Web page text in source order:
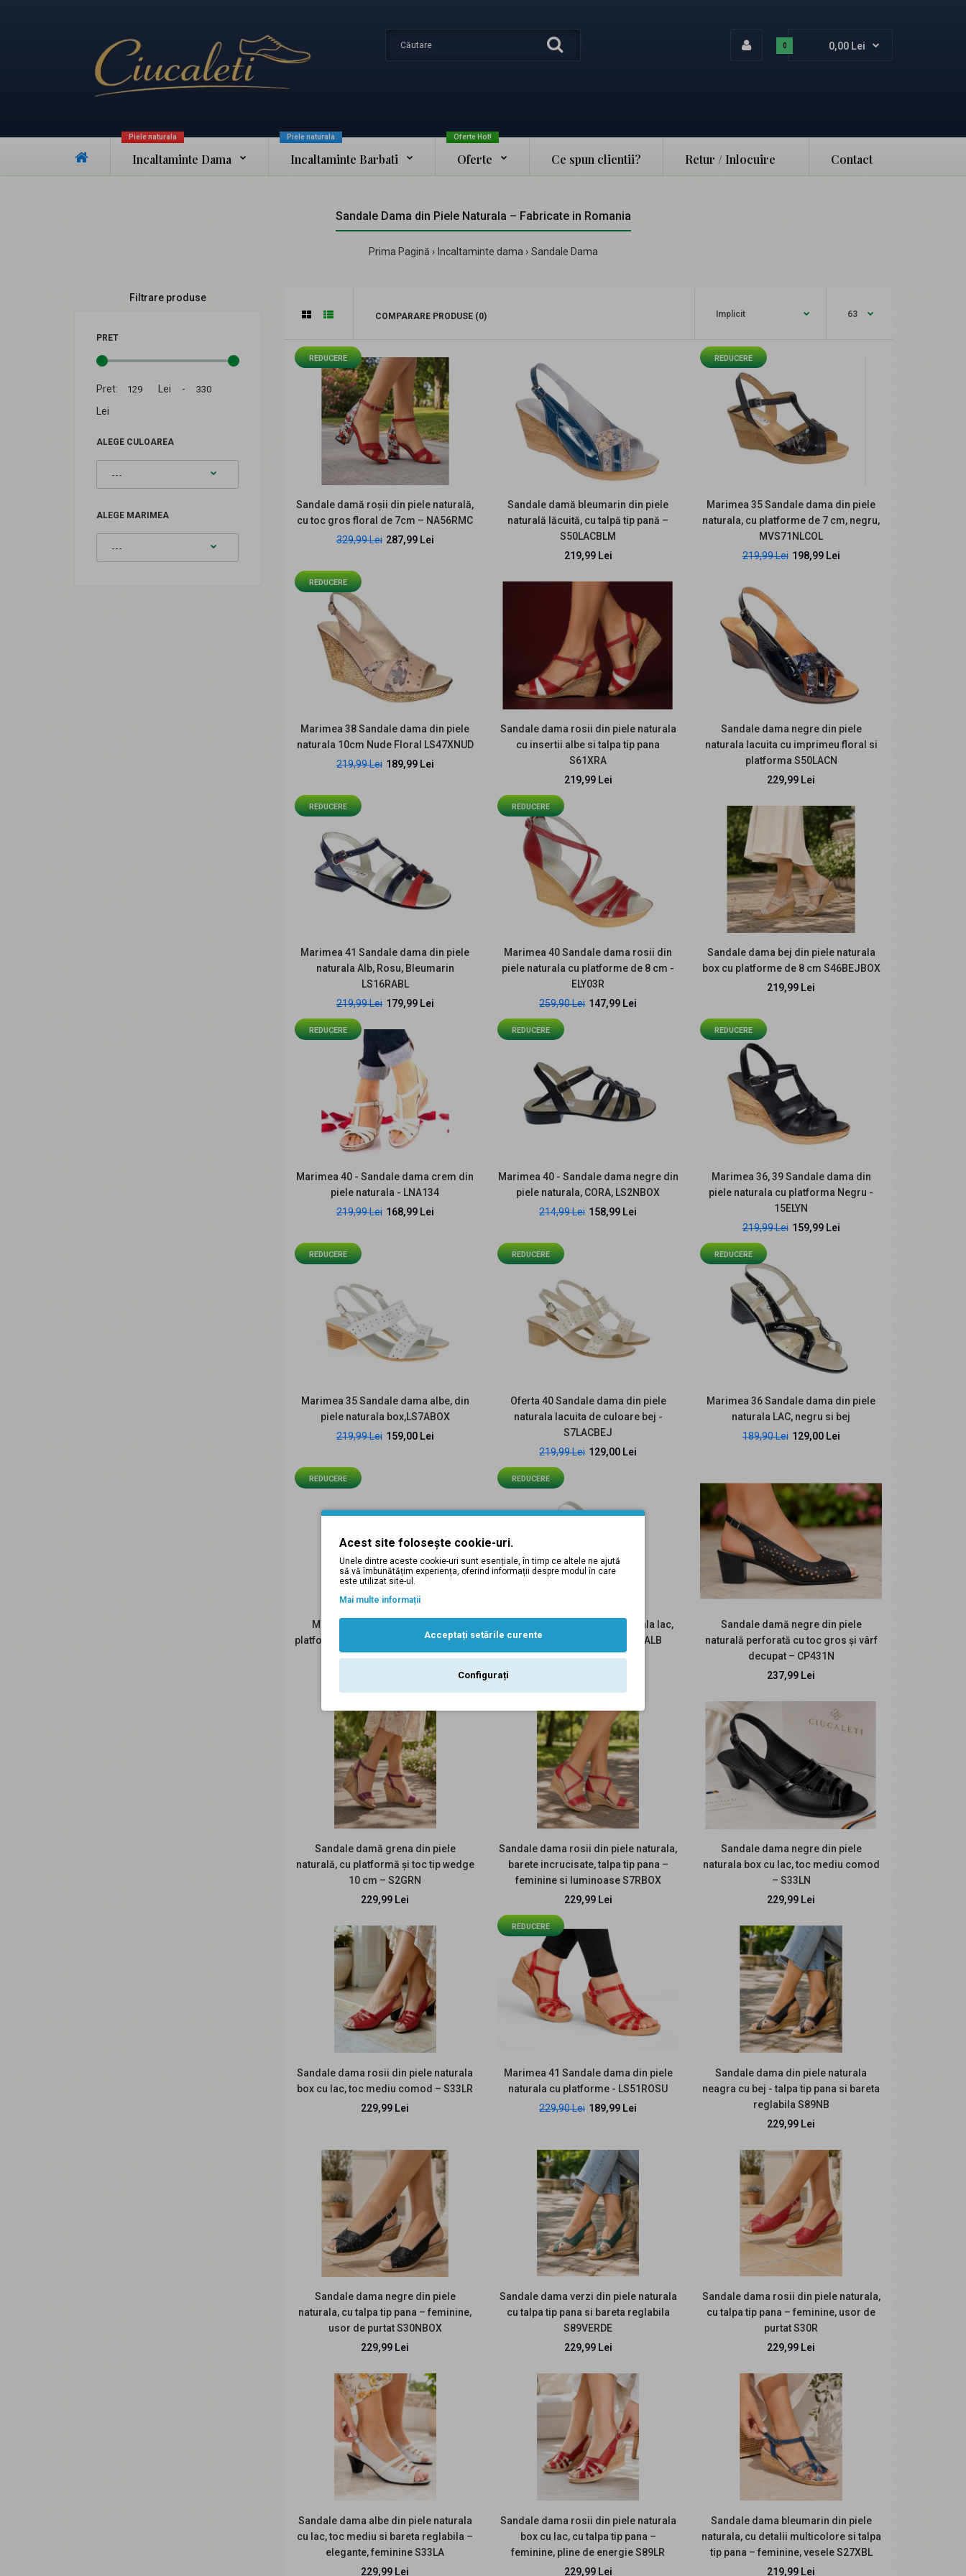
Acest site folosește cookie-uri.
Unele dintre aceste cookie-uri sunt esențiale, în timp ce altele ne ajută
să vă îmbunătățim experiența, oferind informații despre modul în care
este utilizat site-ul.
Mai multe informații
Acceptați setările curente
Configurați
0 0,00 Lei
Incaltaminte Dama
Piele naturala
Incaltaminte Barbati
Piele naturala
Oferte
Oferte Hot!
Ce spun clientii? Retur / Inlocuire Contact
Sandale Dama din Piele Naturala – Fabricate in Romania
Prima Pagină Incaltaminte dama Sandale Dama
Filtrare produse
PRET
Pret:
Lei -
Lei
ALEGE CULOAREA
ALEGE MARIMEA
COMPARARE PRODUSE (0)
REDUCERE
Sandale damă roșii din
piele naturală, cu toc gros
floral de 7cm – NA56RMC
287,99 Lei
Descriere: Modelul NA56RMC este creat pentru
femeile care caută o sandală elegantă, feminină
Descriere Modelul S50LACBLM aduce împreună
nuanța elegantă de bleumarin, finisajul lăcuit și ..
Marimea 35 Sandale
dama din piele naturala,
cu platforme de 7 cm,
negru, MVS71NLCOL
198,99 Lei
Inaltime toc: 7cm Culoare: Negru Pe comanda, se
REDUCERE
dama din piele naturala
LS47XNUD
189,99 Lei
Decriere: Sandale dama lucrate manual, din piele
Sandale dama rosii din
piele naturala cu insertii
albe si talpa tip pana
219,99 Lei
Descriere produs Sandalele dama S61XRA sunt
create pentru femeile care vor o pereche de vara
piele naturala lacuita cu
imprimeu floral si
platforma S50LACN
229,99 Lei
Descriere produs Sandalele dama S50LACN sunt
create pentru femeile care vor o pereche
REDUCERE
Alb, Rosu, Bleumarin
LS16RABL
219,99 Lei 179,99 Lei
Sandale dama din piele naturala - Made in
Masuri dis..
REDUCERE
Marimea 40 Sandale
dama rosii din piele
naturala cu platforme de
259,90 Lei 147,99 Lei
Material: Piele naturala Sandale comode si
usoare, se potrivesc atat tinutelor casual cat si
Sandale dama bej din
piele naturala box cu
platforme de 8 cm
Descriere: Sandale damă bej din piele naturală
box, cu perforații și talpă tip pană – elegant..
REDUCERE
Marimea 40 - Sandale
dama crem din piele
naturala - LNA134
168,99 Lei
Descriere: Incaltaminte romaneasca din piele
naturala, fabricata manual,Masuri disponibile: ..
Marimea 40 - Sandale
dama negre din piele
naturala, CORA, LS2NBOX
158,99 Lei
Sandale dama din piele naturala - Made in
Romania Sunt lucrate din piele naturala; Inaltimea
REDUCERE
Marimea 36, 39 Sandale
Descriere: Sunt lucrate din piele naturala, atat in
REDUCERE
Sandale damă roșii din piele naturală,
cu toc gros floral de 7cm – NA56RMC
329,99 Lei 287,99 Lei
Sandale damă bleumarin din piele
naturală lăcuită, cu talpă tip pană –
S50LACBLM
219,99 Lei
REDUCERE
Marimea 35 Sandale dama din piele
naturala, cu platforme de 7 cm, negru,
MVS71NLCOL
219,99 Lei 198,99 Lei
REDUCERE
Marimea 38 Sandale dama din piele
naturala 10cm Nude Floral LS47XNUD
219,99 Lei 189,99 Lei
Sandale dama rosii din piele naturala
cu insertii albe si talpa tip pana
S61XRA
219,99 Lei
Sandale dama negre din piele
naturala lacuita cu imprimeu floral si
platforma S50LACN
229,99 Lei
REDUCERE
Marimea 41 Sandale dama din piele
naturala Alb, Rosu, Bleumarin
LS16RABL
219,99 Lei 179,99 Lei
REDUCERE
Marimea 40 Sandale dama rosii din
piele naturala cu platforme de 8 cm -
ELY03R
259,90 Lei 147,99 Lei
Sandale dama bej din piele naturala
box cu platforme de 8 cm S46BEJBOX
219,99 Lei
REDUCERE
Marimea 40 - Sandale dama crem din
piele naturala - LNA134
219,99 Lei 168,99 Lei
REDUCERE
Marimea 40 - Sandale dama negre din
piele naturala, CORA, LS2NBOX
214,99 Lei 158,99 Lei
REDUCERE
Marimea 36, 39 Sandale dama din
piele naturala cu platforma Negru -
15ELYN
219,99 Lei 159,99 Lei
REDUCERE
Marimea 35 Sandale dama albe, din
piele naturala box,LS7ABOX
219,99 Lei 159,00 Lei
REDUCERE
Oferta 40 Sandale dama din piele
naturala lacuita de culoare bej -
S7LACBEJ
219,99 Lei 129,00 Lei
REDUCERE
Marimea 36 Sandale dama din piele
naturala LAC, negru si bej
189,90 Lei 129,00 Lei
REDUCERE
Marimea 38 - Sandale dama cu
platforma LS88ALB - Made in Romania
229,90 Lei 129,00 Lei
REDUCERE
Sandale dama din piele naturala lac,
platforme de 9 cm LS46LACALB
219,99 Lei 129,00 Lei
Sandale damă negre din piele
naturală perforată cu toc gros și vârf
decupat – CP431N
237,99 Lei
Sandale damă grena din piele
naturală, cu platformă și toc tip wedge
10 cm – S2GRN
229,99 Lei
Sandale dama rosii din piele naturala,
barete incrucisate, talpa tip pana –
feminine si luminoase S7RBOX
229,99 Lei
Sandale dama negre din piele
naturala box cu lac, toc mediu comod
– S33LN
229,99 Lei
Sandale dama rosii din piele naturala
box cu lac, toc mediu comod – S33LR
229,99 Lei
REDUCERE
Marimea 41 Sandale dama din piele
naturala cu platforme - LS51ROSU
229,90 Lei 189,99 Lei
Sandale dama din piele naturala
neagra cu bej - talpa tip pana si bareta
reglabila S89NB
229,99 Lei
Sandale dama negre din piele
naturala, cu talpa tip pana – feminine,
usor de purtat S30NBOX
229,99 Lei
Sandale dama verzi din piele naturala
cu talpa tip pana si bareta reglabila
S89VERDE
229,99 Lei
Sandale dama rosii din piele naturala,
cu talpa tip pana – feminine, usor de
purtat S30R
229,99 Lei
Sandale dama albe din piele naturala
cu lac, toc mediu si bareta reglabila –
elegante, feminine S33LA
229,99 Lei
Sandale dama rosii din piele naturala
box cu lac, cu talpa tip pana –
feminine, pline de energie S89LR
229,99 Lei
Sandale dama bleumarin din piele
naturala, cu detalii multicolore si talpa
tip pana – feminine, vesele S27XBL
219,99 Lei